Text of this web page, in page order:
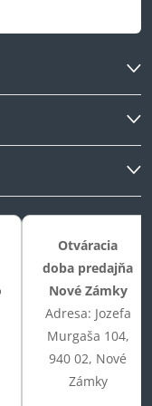
Otváracia
doba predajňa
Nové Zámky
Adresa: Jozefa
Murgaša 104,
940 02, Nové
Zámky